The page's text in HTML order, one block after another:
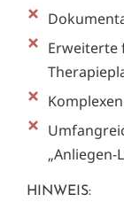
Erweiterte
„Anliegen-
HINWEIS: